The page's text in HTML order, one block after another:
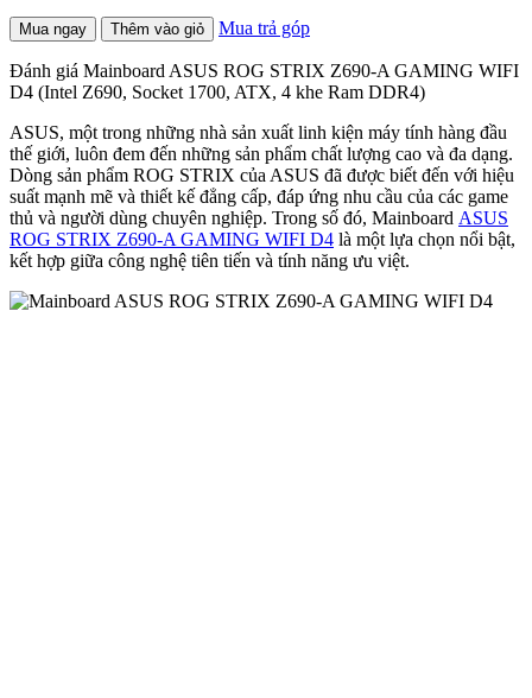
Mua ngay Thêm vào giỏ Mua trả góp
Đánh giá Mainboard ASUS ROG STRIX Z690-A GAMING WIFI
D4 (Intel Z690, Socket 1700, ATX, 4 khe Ram DDR4)
ASUS, một trong những nhà sản xuất linh kiện máy tính hàng đầu
thế giới, luôn đem đến những sản phẩm chất lượng cao và đa dạng.
Dòng sản phẩm ROG STRIX của ASUS đã được biết đến với hiệu
suất mạnh mẽ và thiết kế đẳng cấp, đáp ứng nhu cầu của các game
thủ và người dùng chuyên nghiệp. Trong số đó, Mainboard ASUS
ROG STRIX Z690-A GAMING WIFI D4 là một lựa chọn nổi bật,
kết hợp giữa công nghệ tiên tiến và tính năng ưu việt.